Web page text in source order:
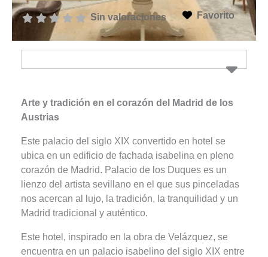
Sin valoraciones Favorito
Arte y tradición en el corazón del Madrid de los
Austrias
Este palacio del siglo XIX convertido en hotel se
ubica en un edificio de fachada isabelina en pleno
corazón de Madrid. Palacio de los Duques es un
lienzo del artista sevillano en el que sus pinceladas
nos acercan al lujo, la tradición, la tranquilidad y un
Madrid tradicional y auténtico.
Este hotel, inspirado en la obra de Velázquez, se
encuentra en un palacio isabelino del siglo XIX entre